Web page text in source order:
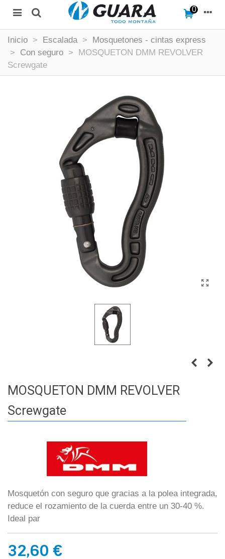
0
Inicio > Escalada >
Mosquetones - cintas express
>
Con seguro >
MOSQUETON DMM REVOLVER
Screwgate
MOSQUETON DMM REVOLVER
Screwgate
Mosquetón con seguro que gracias a la polea integrada,
reduce el rozamiento de la cuerda entre un 30-40 %.
Ideal par
32,60 €